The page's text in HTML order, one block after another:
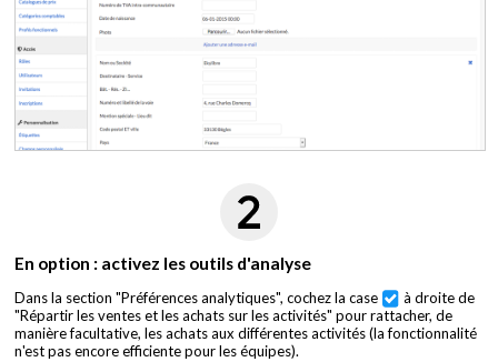
En option : activez les outils d'analyse
Dans la section "Préférences analytiques", cochez la case
à droite de
"Répartir les ventes et les achats sur les activités" pour rattacher, de
manière facultative, les achats aux différentes activités (la fonctionnalité
n'est pas encore efficiente pour les équipes).